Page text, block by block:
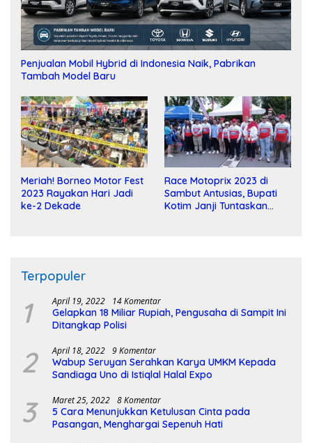
Penjualan Mobil Hybrid di Indonesia Naik, Pabrikan
Tambah Model Baru
Meriah! Borneo Motor Fest
2023 Rayakan Hari Jadi
ke-2 Dekade
Race Motoprix 2023 di
Sambut Antusias, Bupati
Kotim Janji Tuntaskan
Terpopuler
1 April 19, 2022 14 Komentar
Gelapkan 18 Miliar Rupiah, Pengusaha di Sampit Ini
Ditangkap Polisi
2 April 18, 2022 9 Komentar
Wabup Seruyan Serahkan Karya UMKM Kepada
Sandiaga Uno di Istiqlal Halal Expo
3 Maret 25, 2022 8 Komentar
5 Cara Menunjukkan Ketulusan Cinta pada
Pasangan, Menghargai Sepenuh Hati